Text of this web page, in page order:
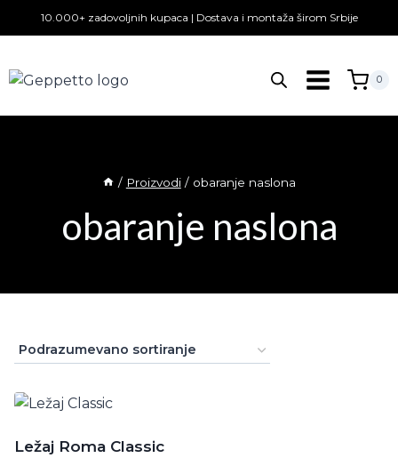
to
10.000+ zadovoljnih kupaca | Dostava i montaža širom Srbije
0
/ Proizvodi / obaranje naslona
obaranje naslona
Ležaj Roma Classic